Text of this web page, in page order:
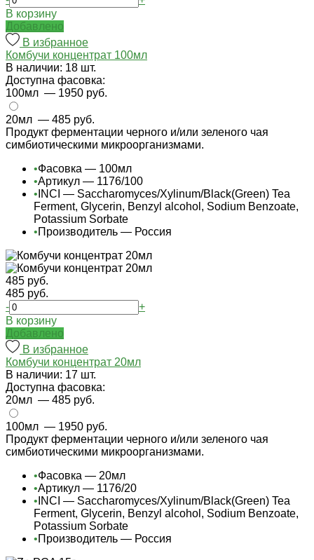
В корзину
Добавлено
В избранное
Комбучи концентрат 100мл
В наличии: 18 шт.
Доступна фасовка:
100мл — 1950 руб.
20мл — 485 руб.
Продукт ферментации черного и/или зеленого чая
симбиотическими микроорганизмами.
•Фасовка — 100мл
•Артикул — 1176/100
• INCI — Saccharomyces/Xylinum/Black(Green) Tea
Ferment, Glycerin, Benzyl alcohol, Sodium Benzoate,
Potassium Sorbate
•Производитель — Россия
485 руб.
485 руб.
-
+
В корзину
Добавлено
В избранное
Комбучи концентрат 20мл
В наличии: 17 шт.
Доступна фасовка:
20мл — 485 руб.
100мл — 1950 руб.
Продукт ферментации черного и/или зеленого чая
симбиотическими микроорганизмами.
•Фасовка — 20мл
•Артикул — 1176/20
• INCI — Saccharomyces/Xylinum/Black(Green) Tea
Ferment, Glycerin, Benzyl alcohol, Sodium Benzoate,
Potassium Sorbate
•Производитель — Россия